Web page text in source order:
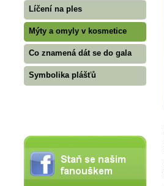
Líčení na ples
Mýty a omyly v kosmetice
Co znamená dát se do gala
Symbolika plášťů